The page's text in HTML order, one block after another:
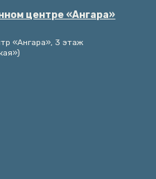
центре «Ангара»
«Ангара», 3 этаж